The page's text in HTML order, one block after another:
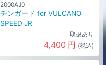
2000AJ0
チンガード for VULCANO
SPEED JR
取扱あり
4,400 円 (税込)